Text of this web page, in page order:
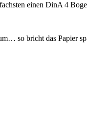
einen DinA 4
so bricht das Papier